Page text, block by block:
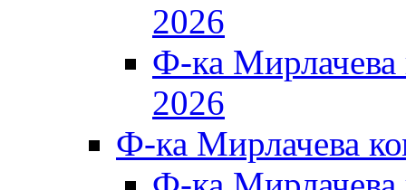
2026
Ф-ка
2026
Ф-ка Мирлачева